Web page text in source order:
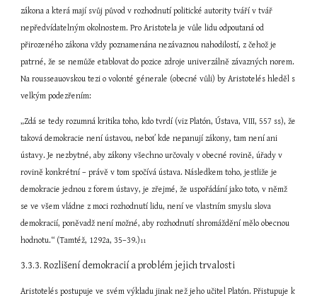
zákona a která mají svůj původ v rozhodnutí politické autority tváří v tvář
nepředvídatelným okolnostem. Pro Aristotela je vůle lidu odpoutaná od
přirozeného zákona vždy poznamenána nezávaznou nahodilostí, z čehož je
patrné, že se nemůže etablovat do pozice zdroje univerzálně závazných norem.
Na rousseauovskou tezi o volonté génerale (obecné vůli) by Aristotelés hleděl s
velkým podezřením:
„Zdá se tedy rozumná kritika toho, kdo tvrdí (viz Platón, Ústava, VIII, 557 ss), že
taková demokracie není ústavou, neboť kde nepanují zákony, tam není ani
ústavy. Je nezbytné, aby zákony všechno určovaly v obecné rovině, úřady v
rovině konkrétní – právě v tom spočívá ústava. Následkem toho, jestliže je
demokracie jednou z forem ústavy, je zřejmé, že uspořádání jako toto, v němž
se ve všem vládne z moci rozhodnutí lidu, není ve vlastním smyslu slova
demokracií, poněvadž není možné, aby rozhodnutí shromáždění mělo obecnou
hodnotu.“ (Tamtéž, 1292a, 35–39.)11
3.3.3. Rozlišení demokracií a problém jejich trvalosti
Aristotelés postupuje ve svém výkladu jinak než jeho učitel Platón. Přistupuje k